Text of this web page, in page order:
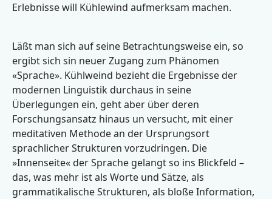
Erlebnisse will Kühlewind aufmerksam machen.
Läßt man sich auf seine Betrachtungsweise ein, so
ergibt sich sin neuer Zugang zum Phänomen
«Sprache». Kühlweind bezieht die Ergebnisse der
modernen Linguistik durchaus in seine
Überlegungen ein, geht aber über deren
Forschungsansatz hinaus un versucht, mit einer
meditativen Methode an der Ursprungsort
sprachlicher Strukturen vorzudringen. Die
»Innenseite« der Sprache gelangt so ins Blickfeld –
das, was mehr ist als Worte und Sätze, als
grammatikalische Strukturen, als bloße Information,